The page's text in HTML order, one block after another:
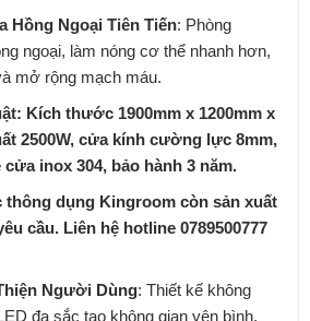
Hồng Ngoại Tiên Tiến: Phòng
ngoại, làm nóng cơ thể nhanh hơn,
mở rộng mạch máu.
Kích thước 1900mm x 1200mm x
2500W, cửa kính cường lực 8mm,
cửa inox 304, bảo hành 3 năm.
dụng Kingroom còn sản xuất
cầu. Liên hệ hotline 0789500777
Người Dùng: Thiết kế không
đa sắc tạo không gian yên bình,